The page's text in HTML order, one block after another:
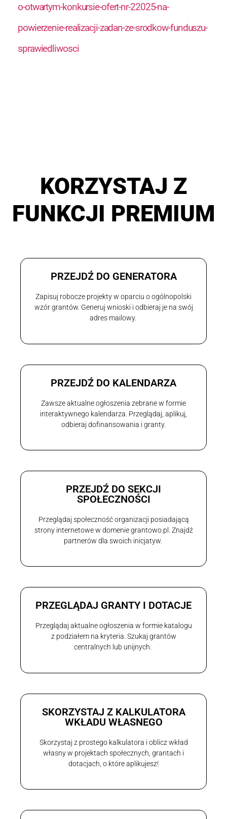
o-otwartym-konkursie-ofert-nr-22025-na-
powierzenie-realizacji-zadan-ze-srodkow-funduszu-
sprawiedliwosci
KORZYSTAJ Z
FUNKCJI PREMIUM
PRZEJDŹ DO GENERATORA
Zapisuj robocze projekty w oparciu o ogólnopolski
wzór grantów. Generuj wnioski i odbieraj je na swój
adres mailowy.
PRZEJDŹ DO KALENDARZA
Zawsze aktualne ogłoszenia zebrane w formie
interaktywnego kalendarza. Przeglądaj, aplikuj,
odbieraj dofinansowania i granty.
PRZEJDŹ DO SEKCJI
SPOŁECZNOŚCI
Przeglądaj społeczność organizacji posiadającą
strony internetowe w domenie grantowo.pl. Znajdź
partnerów dla swoich inicjatyw.
PRZEGLĄDAJ GRANTY I DOTACJE
Przeglądaj aktualne ogłoszenia w formie katalogu
z podziałem na kryteria. Szukaj grantów
centralnych lub unijnych.
SKORZYSTAJ Z KALKULATORA
WKŁADU WŁASNEGO
Skorzystaj z prostego kalkulatora i oblicz wkład
własny w projektach społecznych, grantach i
dotacjach, o które aplikujesz!